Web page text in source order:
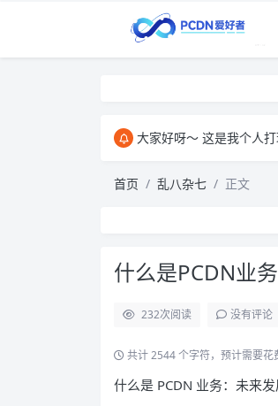
大家好呀～ 这是我个人打理的
首页 乱八杂七 正文
什么是PCDN业
232次阅读 没有评论
共计 2544 个字符，预计需要花
什么是 PCDN 业务：未来